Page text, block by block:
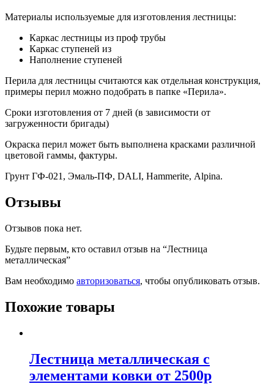
Материалы используемые для изготовления лестницы:
Каркас лестницы из проф трубы
Каркас ступеней из
Наполнение ступеней
Перила для лестницы считаются как отдельная конструкция,
примеры перил можно подобрать в папке «Перила».
Сроки изготовления от 7 дней (в зависимости от
загруженности бригады)
Окраска перил может быть выполнена красками различной
цветовой гаммы, фактуры.
Грунт ГФ-021, Эмаль-ПФ, DALI, Hammerite, Alpina.
Отзывы
Отзывов пока нет.
Будьте первым, кто оставил отзыв на “Лестница
металлическая”
Вам необходимо авторизоваться, чтобы опубликовать отзыв.
Похожие товары
Лестница металлическая с
элементами ковки от 2500р